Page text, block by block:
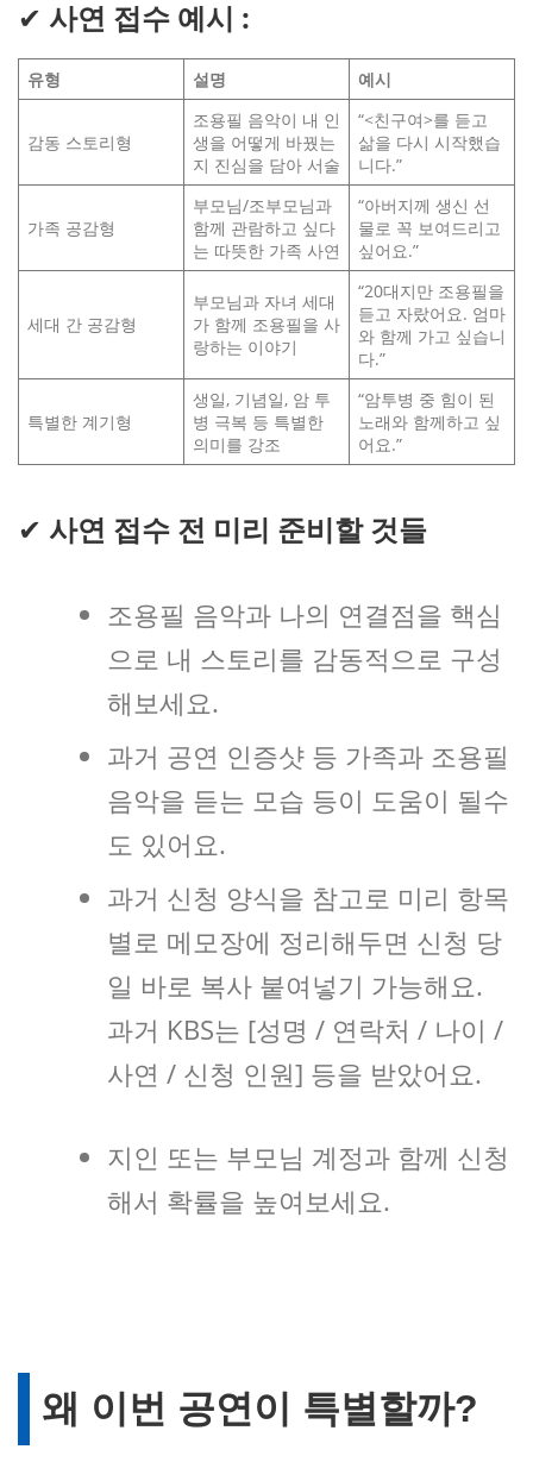
✔ 사연 접수 예시 :
유형 설명 예시
감동 스토리형
조용필 음악이 내 인
생을 어떻게 바꿨는
지 진심을 담아 서술
“<친구여>를 듣고
삶을 다시 시작했습
니다.”
가족 공감형
부모님/조부모님과
함께 관람하고 싶다
는 따뜻한 가족 사연
“아버지께 생신 선
물로 꼭 보여드리고
싶어요.”
세대 간 공감형
부모님과 자녀 세대
가 함께 조용필을 사
랑하는 이야기
“20대지만 조용필을
듣고 자랐어요. 엄마
와 함께 가고 싶습니
다.”
특별한 계기형
생일, 기념일, 암 투
병 극복 등 특별한
의미를 강조
“암투병 중 힘이 된
노래와 함께하고 싶
어요.”
✔ 사연 접수 전 미리 준비할 것들
조용필 음악과 나의 연결점을 핵심
으로 내 스토리를 감동적으로 구성
해보세요.
과거 공연 인증샷 등 가족과 조용필
음악을 듣는 모습 등이 도움이 될수
도 있어요.
과거 신청 양식을 참고로 미리 항목
별로 메모장에 정리해두면 신청 당
일 바로 복사 붙여넣기 가능해요.
과거 KBS는 [성명 / 연락처 / 나이 /
사연 / 신청 인원] 등을 받았어요.
지인 또는 부모님 계정과 함께 신청
해서 확률을 높여보세요.
왜 이번 공연이 특별할까?